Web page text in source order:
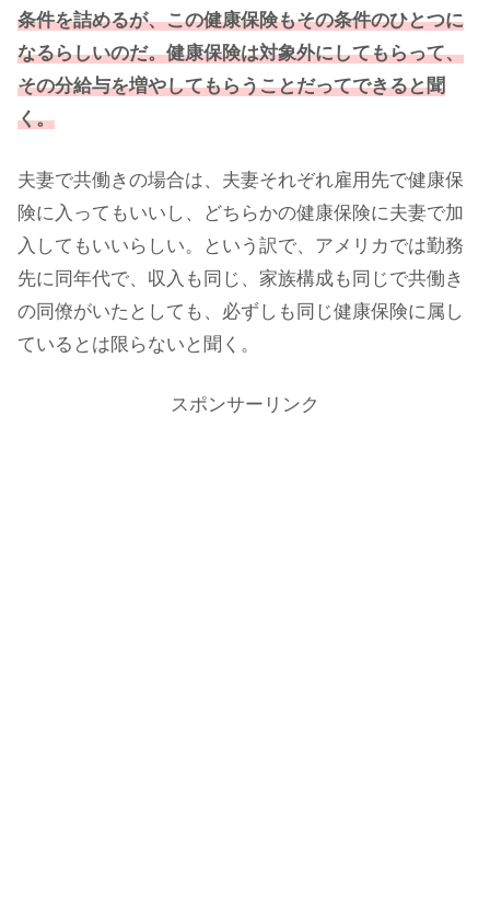
条件を詰めるが、この健康保険もその条件のひとつに
なるらしいのだ。健康保険は対象外にしてもらって、
その分給与を増やしてもらうことだってできると聞
く。
夫妻で共働きの場合は、夫妻それぞれ雇用先で健康保
険に入ってもいいし、どちらかの健康保険に夫妻で加
入してもいいらしい。という訳で、アメリカでは勤務
先に同年代で、収入も同じ、家族構成も同じで共働き
の同僚がいたとしても、必ずしも同じ健康保険に属し
ているとは限らないと聞く。
スポンサーリンク